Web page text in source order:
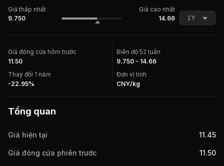
Giá thấp nhất
Giá cao nhất
9.750
14.66 1Y
Giá đóng cửa hôm trước
11.50
Thay đổi 1 năm
-22.95%
Biên độ 52 tuần
9.750 - 14.66
Đơn vị tính
CNY/kg
Tổng quan
Giá hiện tại 11.45
Giá đóng cửa phiên trước 11.50